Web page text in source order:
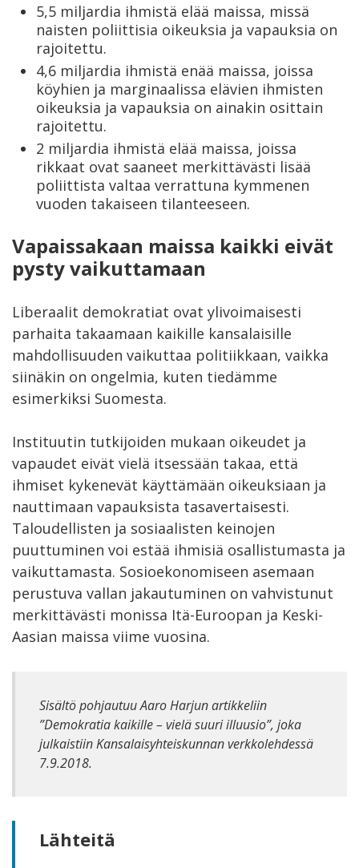
5,5 miljardia ihmistä elää maissa, missä
naisten poliittisia oikeuksia ja vapauksia on
rajoitettu.
4,6 miljardia ihmistä enää maissa, joissa
köyhien ja marginaalissa elävien ihmisten
oikeuksia ja vapauksia on ainakin osittain
rajoitettu.
2 miljardia ihmistä elää maissa, joissa
rikkaat ovat saaneet merkittävästi lisää
poliittista valtaa verrattuna kymmenen
vuoden takaiseen tilanteeseen.
Vapaissakaan maissa kaikki eivät
pysty vaikuttamaan
Liberaalit demokratiat ovat ylivoimaisesti
parhaita takaamaan kaikille kansalaisille
mahdollisuuden vaikuttaa politiikkaan, vaikka
siinäkin on ongelmia, kuten tiedämme
esimerkiksi Suomesta.
Instituutin tutkijoiden mukaan oikeudet ja
vapaudet eivät vielä itsessään takaa, että
ihmiset kykenevät käyttämään oikeuksiaan ja
nauttimaan vapauksista tasavertaisesti.
Taloudellisten ja sosiaalisten keinojen
puuttuminen voi estää ihmisiä osallistumasta ja
vaikuttamasta. Sosioekonomiseen asemaan
perustuva vallan jakautuminen on vahvistunut
merkittävästi monissa Itä-Euroopan ja Keski-
Aasian maissa viime vuosina.
Sisältö pohjautuu Aaro Harjun artikkeliin
”Demokratia kaikille – vielä suuri illuusio”, joka
julkaistiin Kansalaisyhteiskunnan verkkolehdessä
7.9.2018.
Lähteitä